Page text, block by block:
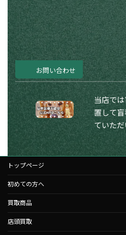
お問い合わせ
当店で
置して
ていた
トップページ
初めての方へ
買取商品
店頭買取